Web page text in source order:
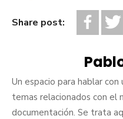
Share post:
Un espacio para hablar
temas relacionados con el
documentación. Se trata